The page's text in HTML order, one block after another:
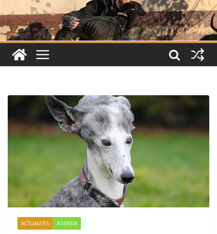
ACTUALITÉS AGENDA